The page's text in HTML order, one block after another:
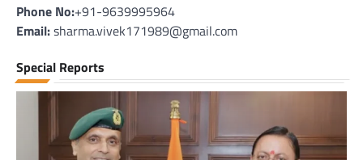
Phone No:+91-9639995964
Email:sharma.vivek171989@gmail.com
Special Reports